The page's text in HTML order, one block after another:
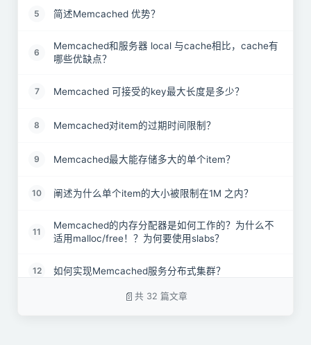
5 简述Memcached 优势？
6
Memcached和服务器 local 与cache相比，cache有
哪些优缺点？
7 Memcached 可接受的key最大长度是多少？
8 Memcached对item的过期时间限制？
9 Memcached最大能存储多大的单个item？
10 阐述为什么单个item的大小被限制在1M 之内？
11
Memcached的内存分配器是如何工作的？为什么不
适用malloc/free！？为何要使用slabs？
12 如何实现Memcached服务分布式集群？
如何合理地使用Memcache缓存？如果缓存数据量过
共 32 篇文章